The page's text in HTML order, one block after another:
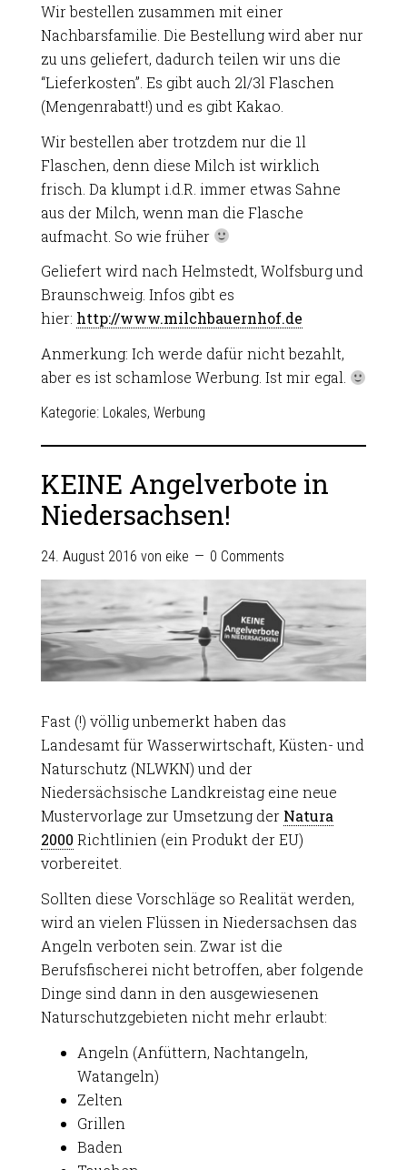
Wir bestellen zusammen mit einer
Nachbarsfamilie. Die Bestellung wird aber nur
zu uns geliefert, dadurch teilen wir uns die
“Lieferkosten”. Es gibt auch 2l/3l Flaschen
(Mengenrabatt!) und es gibt Kakao.
Wir bestellen aber trotzdem nur die 1l
Flaschen, denn diese Milch ist wirklich
frisch. Da klumpt i.d.R. immer etwas Sahne
aus der Milch, wenn man die Flasche
aufmacht. So wie früher
Geliefert wird nach Helmstedt, Wolfsburg und
Braunschweig. Infos gibt es
hier: http://www.milchbauernhof.de
Anmerkung: Ich werde dafür nicht bezahlt,
aber es ist schamlose Werbung. Ist mir egal.
Kategorie: Lokales, Werbung
KEINE Angelverbote in
Niedersachsen!
24. August 2016 von eike 0 Comments
Fast (!) völlig unbemerkt haben das
Landesamt für Wasserwirtschaft, Küsten- und
Naturschutz (NLWKN) und der
Niedersächsische Landkreistag eine neue
Mustervorlage zur Umsetzung der Natura
2000 Richtlinien (ein Produkt der EU)
vorbereitet.
Sollten diese Vorschläge so Realität werden,
wird an vielen Flüssen in Niedersachsen das
Angeln verboten sein. Zwar ist die
Berufsfischerei nicht betroffen, aber folgende
Dinge sind dann in den ausgewiesenen
Naturschutzgebieten nicht mehr erlaubt:
Angeln (Anfüttern, Nachtangeln,
Watangeln)
Zelten
Grillen
Baden